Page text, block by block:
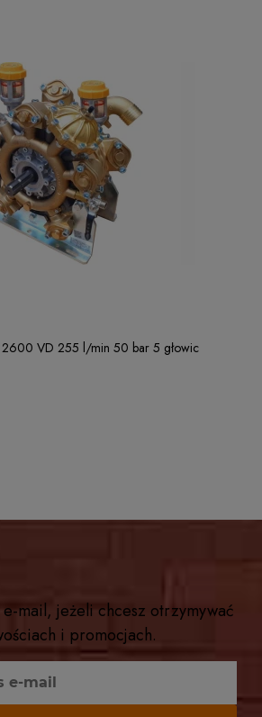
2600 VD 255 l/min 50 bar 5 głowic
Ø15 MESH 32
e-mail, jeżeli chcesz otrzymywać
i promocjach.